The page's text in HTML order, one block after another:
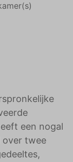
een nogal
over twee